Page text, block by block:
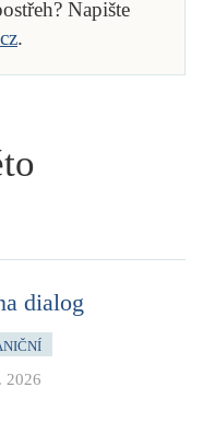
Napište
.
dialog
2026